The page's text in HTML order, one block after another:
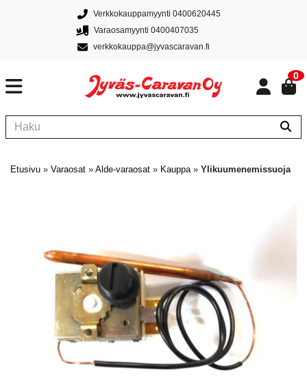
Verkkokauppamyynti 0400620445
Varaosamyynti 0400407035
verkkokauppa@jyvascaravan.fi
0
Etusivu » Varaosat » Alde-varaosat » Kauppa» Ylikuumenemissuoja